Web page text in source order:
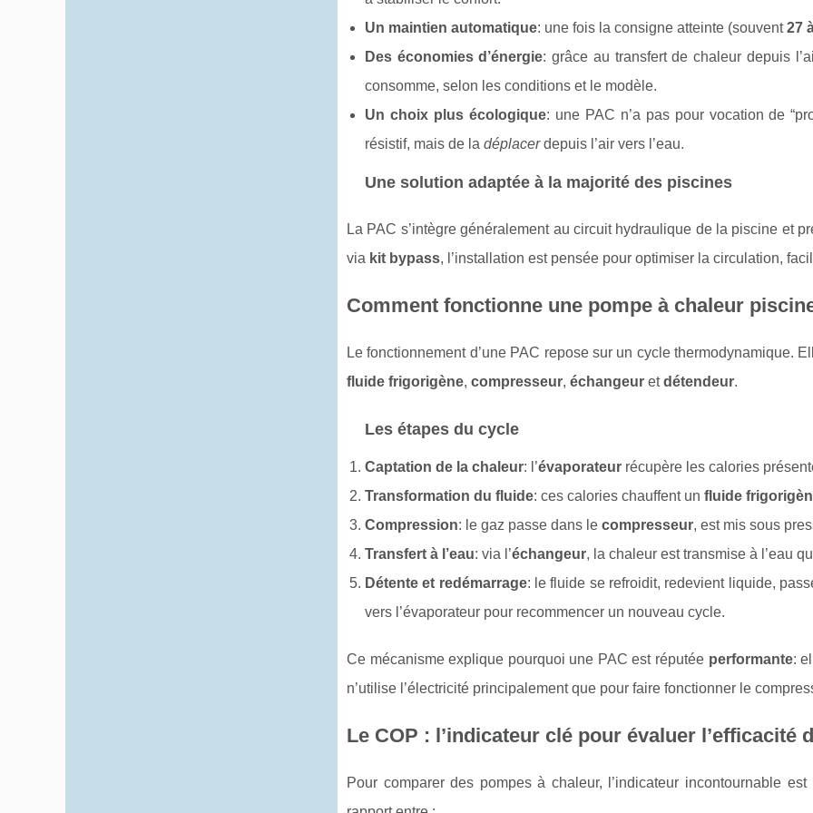
Un maintien automatique: une fois la consigne atteinte (souvent27
Des économies d’énergie: grâce au transfert de chaleur depuis
consomme, selon les conditions et le modèle.
Un choix plus écologique: une PAC n’a pas pour vocation de
résistif, mais de la déplacerdepuis l’air vers l’eau.
Une solution adaptée à la majorité des piscines
La PAC s’intègre généralement au circuit hydraulique de la piscine et
via kit bypass, l’installation est pensée pour optimiser la circulation,
Comment fonctionne une pompe à chaleur
Le fonctionnement d’une PAC repose sur un cycle thermodynamique.
fluide frigorigène, compresseur, échangeur etdétendeur.
Les étapes du cycle
Captation de la chaleur: l’évaporateur récupère les calories
Transformation du fluide: ces calories chauffent un fluide
Compression: le gaz passe dans le compresseur, est mis sous
Transfert à l’eau: via l’échangeur, la chaleur est transmise à l’eau
Détente et redémarrage: le fluide se refroidit, redevient liquide,
vers l’évaporateur pour recommencer un nouveau cycle.
Ce mécanisme explique pourquoi une PAC est réputée performante:
n’utilise l’électricité principalement que pour faire fonctionner le
Le COP : l’indicateur clé pour évaluer l’efficacité
Pour comparer des pompes à chaleur, l’indicateur incontournable